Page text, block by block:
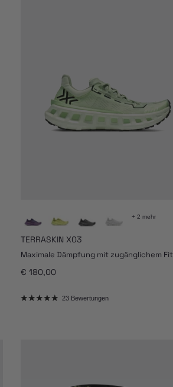
+ 2 mehr
TERRASKIN X03
Maximale Dämpfung mit zugänglichem Fit
Normaler Preis
€ 180,00
23 Bewertungen